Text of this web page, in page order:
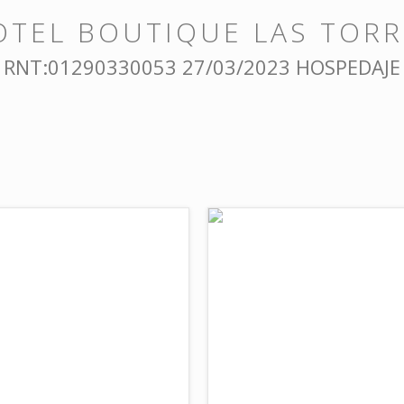
BOUTIQUE LAS
RNT:01290330053 27/03/2023 HOSPEDAJE